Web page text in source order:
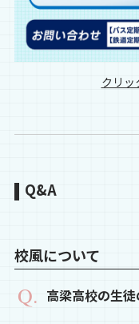
クリッ
Q&A
校風について
高梁高校の生